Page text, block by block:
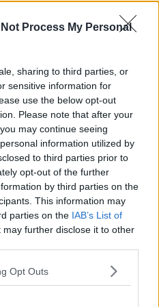
Not Process My Personal
sharing to third parties, or
sensitive information for
use the below opt-out
Please note that after your
may continue seeing
information utilized by
to third parties prior to
opt-out of the further
by third parties on the
This information may
parties on the IAB’s List of
may further disclose it to other
Opt Outs